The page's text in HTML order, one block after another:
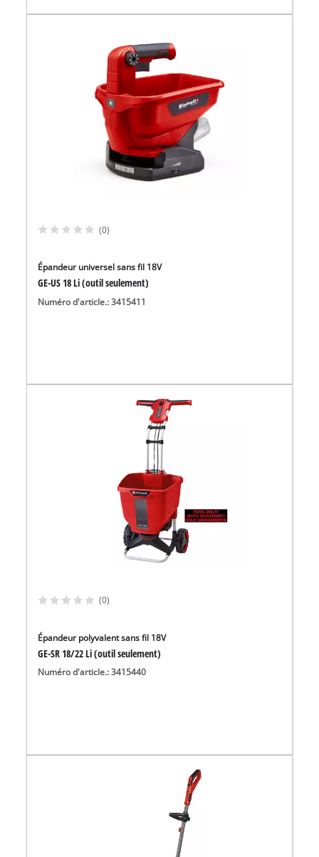
(0)
Épandeur universel sans fil 18V
GE-US 18 Li (outil seulement)
Numéro d'article.: 3415411
(0)
Épandeur polyvalent sans fil 18V
GE-SR 18/22 Li (outil seulement)
Numéro d'article.: 3415440